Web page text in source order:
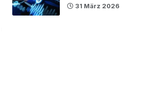
31 März 2026